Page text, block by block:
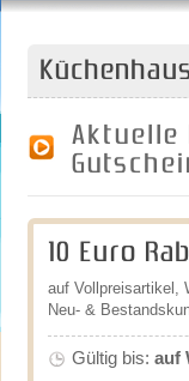
Aktuelle
10 Euro
auf Vollpreisartikel,
Neu- &
Gültig bis: auf